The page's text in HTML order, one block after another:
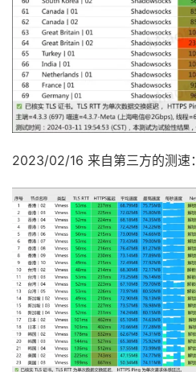
2023/02/16 来自第三方的测速：